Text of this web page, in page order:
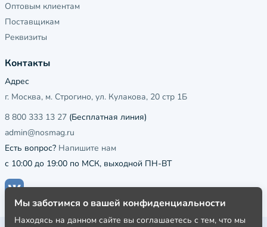
Оптовым клиентам
Поставщикам
Реквизиты
Контакты
Адрес
г. Москва, м. Строгино, ул. Кулакова, 20 стр 1Б
8 800 333 13 27 (Бесплатная линия)
admin@nosmag.ru
Есть вопрос? Напишите нам
с 10:00 до 19:00 по МСК, выходной ПН-ВТ
Мы заботимся о вашей конфиденциальности
Находясь на данном сайте вы соглашаетесь с тем, что мы